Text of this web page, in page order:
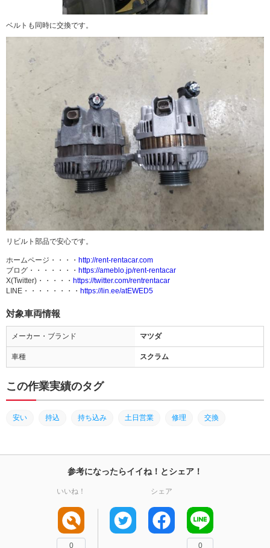
ベルトも同時に交換です。
リビルト部品で安心です。
ホームページ・・・・ http://rent-rentacar.com
ブログ・・・・・・・ https://ameblo.jp/rent-rentacar
X(Twitter)・・・・・ https://twitter.com/rentrentacar
LINE・・・・・・・・ https://lin.ee/atEWED5
対象車両情報
メーカー・ブランド マツダ
車種 スクラム
この作業実績のタグ
安い 持込 持ち込み 土日営業 修理 交換
参考になったらイイね！とシェア！
いいね！
0
シェア
0